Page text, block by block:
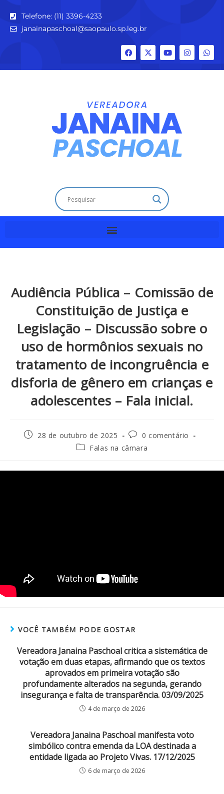
Telefone: (11) 3396-4233
janainapaschoal@saopaulo.sp.leg.br
Audiência Pública – Comissão de
Constituição de Justiça e
Legislação – Discussão sobre o
uso de hormônios sexuais no
tratamento de incongruência e
disforia de gênero em crianças e
adolescentes – Fala inicial.
28 de outubro de 2025
0 comentário
Falas na câmara
VOCÊ TAMBÉM PODE GOSTAR
Vereadora Janaina Paschoal critica a sistemática de
votação em duas etapas, afirmando que os textos
aprovados em primeira votação são
profundamente alterados na segunda, gerando
insegurança e falta de transparência. 03/09/2025
4 de março de 2026
Vereadora Janaina Paschoal manifesta voto
simbólico contra emenda da LOA destinada a
entidade ligada ao Projeto Vivas. 17/12/2025
6 de março de 2026